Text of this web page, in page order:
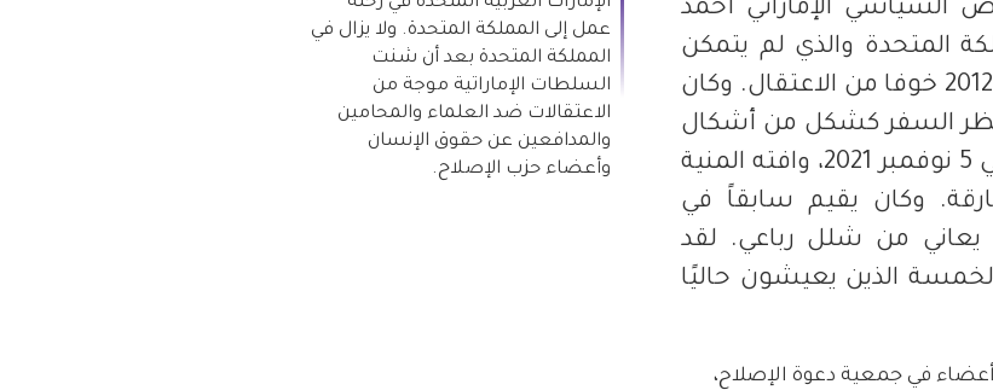
السياسي الإماراتي أحمد
المتحدة والذي لم يتمكن
من العودة إلى الإمارات منذ عام 2012 خوفا من الاعتقال. وكان
السفر كشكل من أشكال
الانتقام بسبب نشاط والده. وفي 5 نوفمبر 2021، وافته المنية
وكان يقيم سابقاً في
يعاني من شلل رباعي. لقد
الذين يعيشون حاليًا
بعضهم أعضاء في جمعية دعوة الإصلاح،
عمل إلى المملكة المتحدة. ولا يزال في
المملكة المتحدة بعد أن شنت
السلطات الإماراتية موجة من
الاعتقالات ضد العلماء والمحامين
والمدافعين عن حقوق الإنسان
وأعضاء حزب الإصلاح.